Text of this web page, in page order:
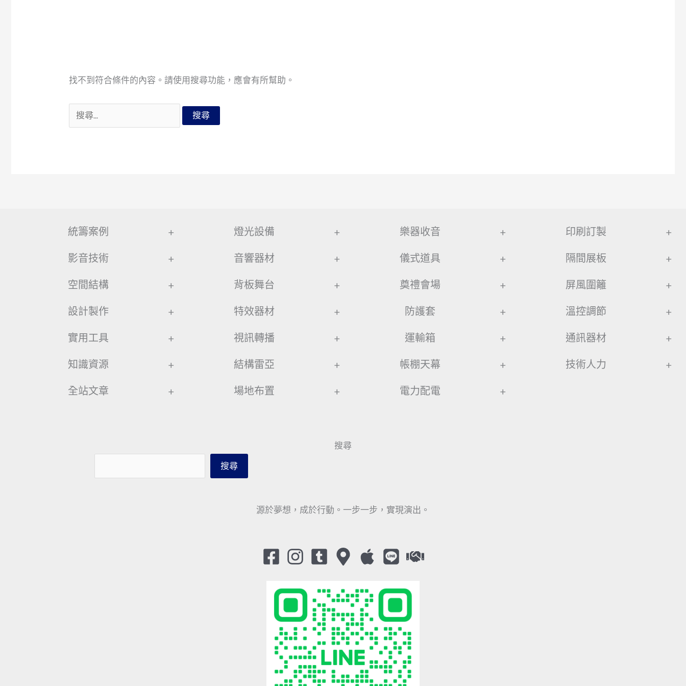
找不到符合條件的內容。請使用搜尋功能，應會有所幫助。
搜
尋
統籌案例 +
影音技術 +
空間結構 +
設計製作 +
實用工具 +
知識資源 +
全站文章 +
燈光設備 +
音響器材 +
背板舞台 +
特效器材 +
視訊轉播 +
結構雷亞 +
場地布置 +
樂器收音 +
儀式道具 +
奠禮會場 +
防護套 +
運輸箱 +
帳棚天幕 +
電力配電 +
印刷訂製 +
隔間展板 +
屏風圍籬 +
溫控調節 +
通訊器材 +
技術人力 +
搜尋
搜尋
源於夢想，成於行動。一步一步，實現演出。